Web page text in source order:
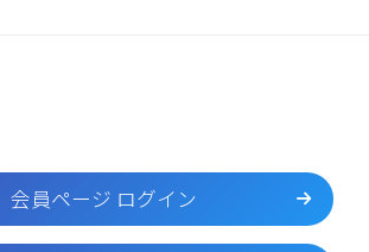
会員ページ ログイン